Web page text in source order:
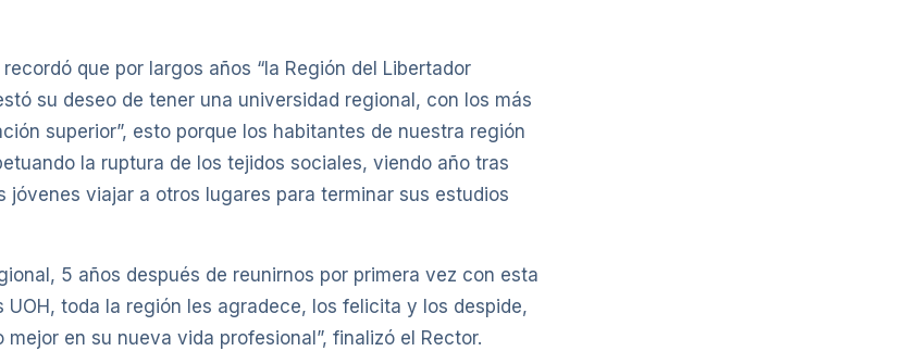
que por largos años “la Región del Libertador
su deseo de tener una universidad regional, con los más
superior”, esto porque los habitantes de nuestra región
la ruptura de los tejidos sociales, viendo año tras
jóvenes viajar a otros lugares para terminar sus estudios
5 años después de reunirnos por primera vez con esta
toda la región les agradece, los felicita y los despide,
en su nueva vida profesional”, finalizó el Rector.